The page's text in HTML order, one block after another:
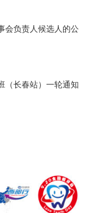
会负责人候选人的公
（长春站）一轮通知